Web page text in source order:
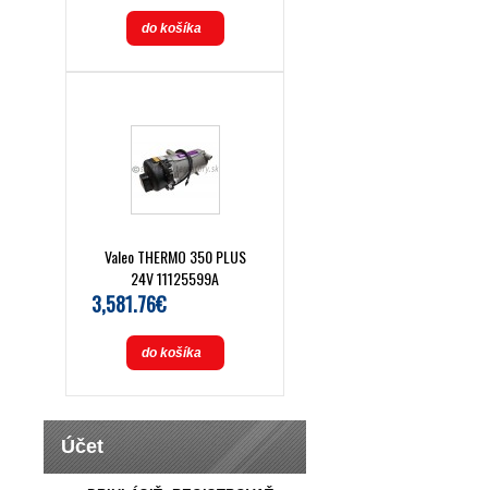
do košíka
Valeo THERMO 350 PLUS
24V 11125599A
3,581.76€
do košíka
Účet